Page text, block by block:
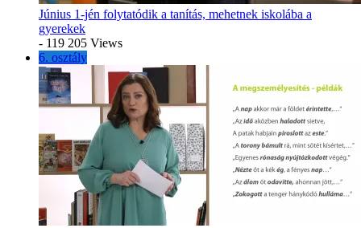
Június 1-jén folytatódik a tanítás, mehetnek iskolába a
gyerekek
- 119 205 Views
6. osztály